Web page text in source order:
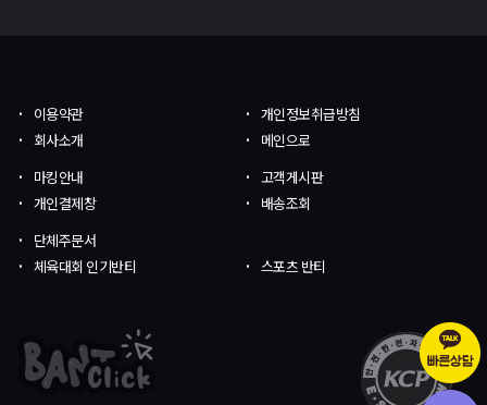
이용약관
개인정보취급방침
회사소개
메인으로
마킹안내
고객게시판
개인결제창
배송조회
단체주문서
체육대회 인기반티
스포츠 반티